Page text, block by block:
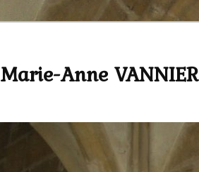
Marie-Anne VANNIER